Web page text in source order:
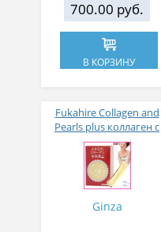
700.00 руб.
В КОРЗИНУ
Fukahire Collagen and
Pearls plus коллаген с
жемчужным порошком
№ 30
Ginza